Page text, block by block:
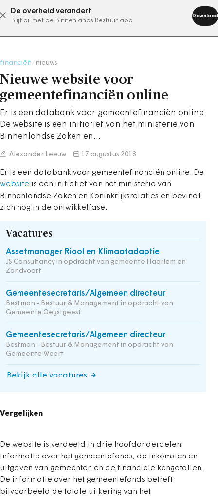
De overheid verandert
Blijf bij met de Binnenlands Bestuur app
Download
abonneer nu
financiën nieuws
Nieuwe website voor
gemeentefinanciën online
Er is een databank voor gemeentefinanciën online.
De website is een initiatief van het ministerie van
Binnenlandse Zaken en…
Alexander Leeuw 17 augustus 2018
Er is een databank voor gemeentefinanciën online. De
website is een initiatief van het ministerie van
Binnenlandse Zaken en Koninkrijksrelaties en bevindt
zich nog in de ontwikkelfase.
Vacatures
Assetmanager Riool en Klimaatadaptie
JS Consultancy in opdracht van gemeente Haarlem en
Zandvoort
Gemeentesecretaris/Algemeen directeur
Bestman - Bestuur & Management in opdracht van
Gemeente Oegstgeest
Gemeentesecretaris/Algemeen directeur
Bestman - Bestuur & Management in opdracht van
Gemeente Weert
Bekijk alle vacatures
Vergelijken
De website is verdeeld in drie hoofdonderdelen:
informatie over het gemeentefonds, de inkomsten en
uitgaven van gemeenten en de financiële kengetallen.
De informatie over het gemeentefonds betreft
bijvoorbeeld de totale uitkering van het